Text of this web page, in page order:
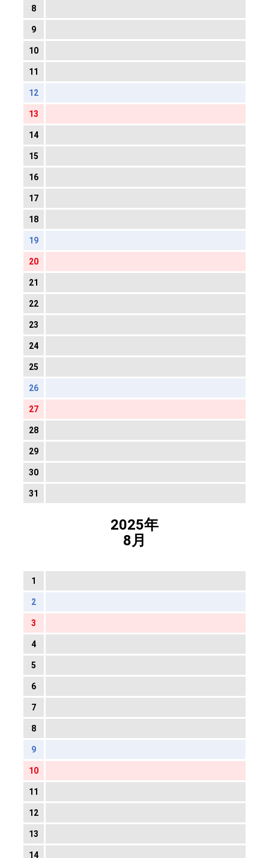
8
9
10
11
12
13
14
15
16
17
18
19
20
21
22
23
24
25
26
27
28
29
30
31
2025年
8月
1
2
3
4
5
6
7
8
9
10
11
12
13
14